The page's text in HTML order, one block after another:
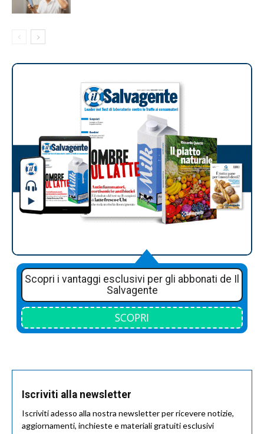
Scopri i vantaggi esclusivi per gli abbonati de Il
Salvagente
SCOPRI
Iscriviti alla newsletter
Iscriviti adesso alla nostra newsletter per ricevere notizie,
aggiornamenti, inchieste e materiali gratuiti esclusivi